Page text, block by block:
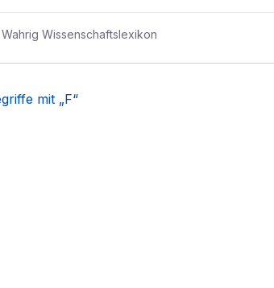
Wahrig Wissenschaftslexikon
mit „F“